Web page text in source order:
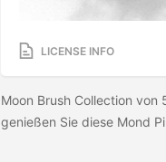
LICENSE INFO
Moon Brush Collection von
genießen Sie diese Mond